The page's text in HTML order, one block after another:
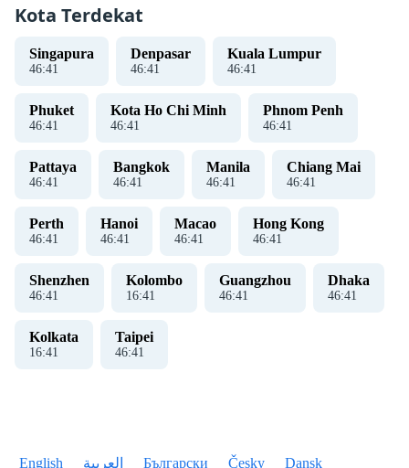
Kota Terdekat
Singapura
46:41
Denpasar
46:41
Kuala Lumpur
46:41
Phuket
46:41
Kota Ho Chi Minh
46:41
Phnom Penh
46:41
Pattaya
46:41
Bangkok
46:41
Manila
46:41
Chiang Mai
46:41
Perth
46:41
Hanoi
46:41
Macao
46:41
Hong Kong
46:41
Shenzhen
46:41
Kolombo
16:41
Guangzhou
46:41
Dhaka
46:41
Kolkata
16:41
Taipei
46:41
English العربية Български Česky Dansk